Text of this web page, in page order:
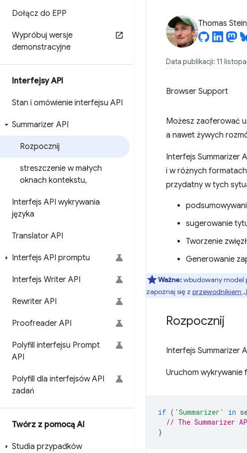
Dołącz do EPP
Wypróbuj wersje
demonstracyjne
Interfejsy API
Stan i omówienie interfejsu API
Summarizer API
Rozpocznij
streszczenie w małych
oknach kontekstu,
Interfejs API wykrywania
języka
Translator API
Interfejs API promptu
Interfejs Writer API
Rewriter API
Proofreader API
Polyfill interfejsu Prompt
API
Polyfill dla interfejsów API
zadań
Twórz z pomocą AI
Studia przypadków
Thomas
Data publikacji: 11
Browser Support
Możesz zaoferować
a nawet żywych
Interfejs Summarizer
i w różnych
przydatny w tych
sugerowanie
Tworzenie
Generowanie
Ważne:wbudowany model
zapoznaj się z przewodnikiem
Rozpocznij
Interfejs Summarizer
Uruchom wykrywanie
if ( 'Summarizer' in
// The Summarizer
}